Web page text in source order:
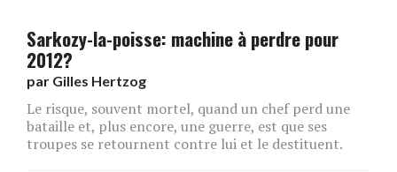
Sarkozy-la-poisse: machine à perdre pour
2012?
par Gilles Hertzog
Le risque, souvent mortel, quand un chef perd une
bataille et, plus encore, une guerre, est que ses
troupes se retournent contre lui et le destituent.